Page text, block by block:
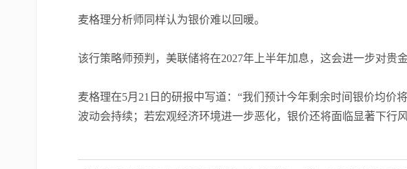
麦格理分析师同样认为银价难以回暖。
该行策略师预判，美联储将在2027年上半年加息，这会进一步对贵
麦格理在5月21日的研报中写道：“我们预计今年剩余时间银价均价
波动会持续；若宏观经济环境进一步恶化，银价还将面临显著下行